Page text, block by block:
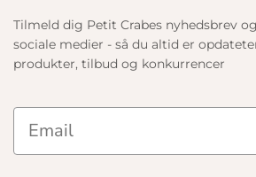
Tilmeld dig Petit Crabes nyhedsbrev
sociale medier - så du altid er
produkter, tilbud og konkurrencer